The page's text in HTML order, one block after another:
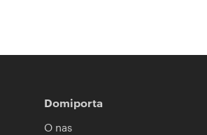
Domiporta
O nas